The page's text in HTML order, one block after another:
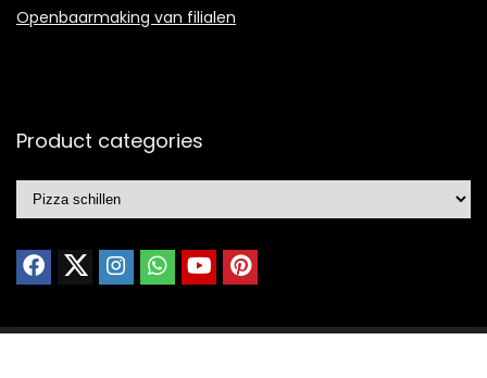
Openbaarmaking van filialen
Product categories